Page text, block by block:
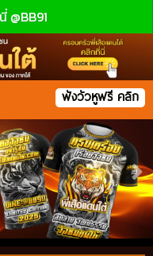
@BB91
ฟังวัวหูฟรี คลิก